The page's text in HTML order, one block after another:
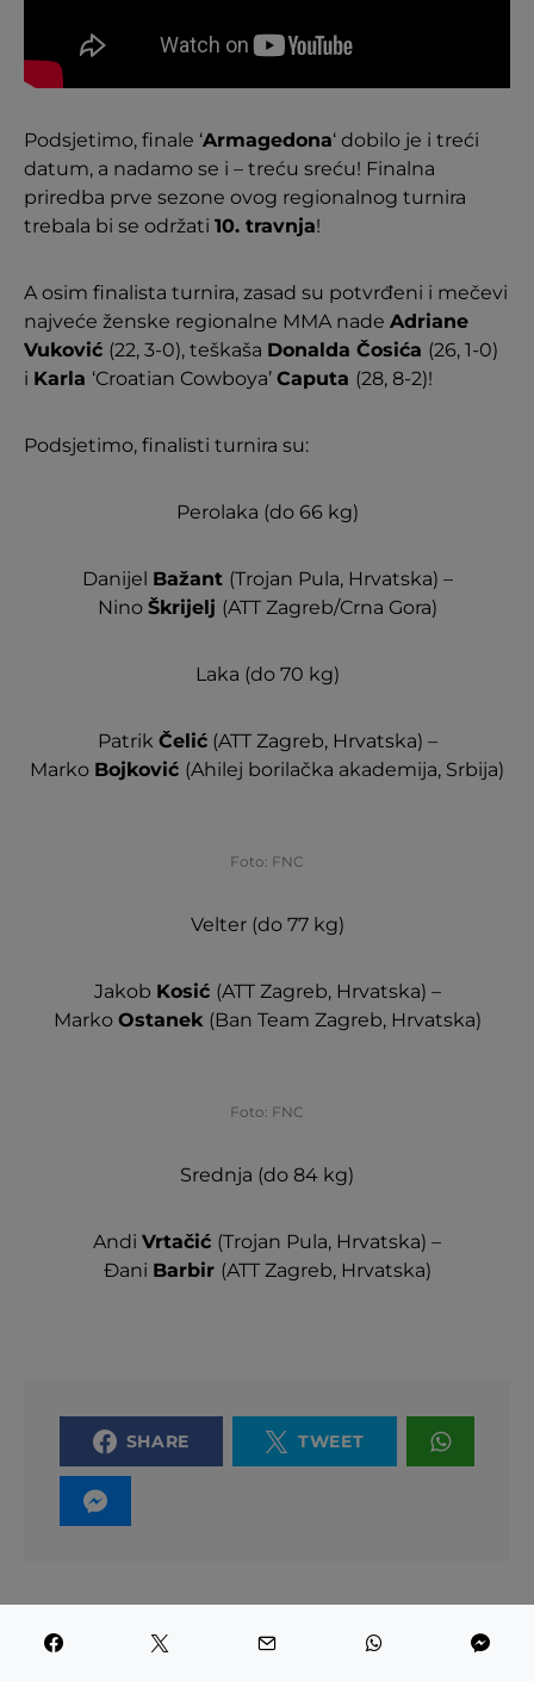
Podsjetimo, finale ‘Armagedona‘ dobilo je i treći
datum, a nadamo se i – treću sreću! Finalna
priredba prve sezone ovog regionalnog turnira
trebala bi se održati 10. travnja!
A osim finalista turnira, zasad su potvrđeni i mečevi
najveće ženske regionalne MMA nade Adriane
Vuković (22, 3-0), teškaša Donalda Čosića (26, 1-0)
i Karla ‘Croatian Cowboya’ Caputa (28, 8-2)!
Podsjetimo, finalisti turnira su:
Perolaka (do 66 kg)
Danijel Bažant (Trojan Pula, Hrvatska) –
Nino Škrijelj (ATT Zagreb/Crna Gora)
Laka (do 70 kg)
Patrik Čelić(ATT Zagreb, Hrvatska) –
Marko Bojković (Ahilej borilačka akademija, Srbija)
Foto: FNC
Velter (do 77 kg)
Jakob Kosić (ATT Zagreb, Hrvatska) –
Marko Ostanek (Ban Team Zagreb, Hrvatska)
Foto: FNC
Srednja (do 84 kg)
Andi Vrtačić (Trojan Pula, Hrvatska) –
Đani Barbir (ATT Zagreb, Hrvatska)
SHARE TWEET
PREVIOUS ARTICLE